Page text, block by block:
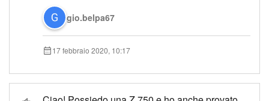
gio.belpa67
17 febbraio 2020, 10:17